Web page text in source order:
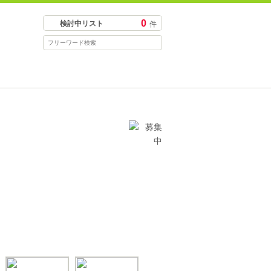
検討中リスト 0 件